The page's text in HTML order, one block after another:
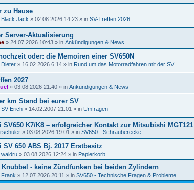
zu Hause
Black Jack » 02.08.2026 14:23 » in SV-Treffen 2026
Server-Aktualisierung
» 24.07.2026 10:43 » in Ankündigungen & News
oder: die Memoiren einer SV650N
Dieter » 16.02.2026 6:14 » in Rund um das Motorradfahren mit der SV
2027
» 03.08.2026 21:40 » in Ankündigungen & News
km Stand bei eurer SV
SV Erich » 14.02.2007 21:01 » in Umfragen
SV650 K7/K8 – erfolgreicher Kontakt zur Mitsubishi MGT121
» 03.08.2026 19:01 » in SV650 - Schrauberecke
SV 650 ABS Bj. 2017 Erstbesitz
waldru » 03.08.2026 12:24 » in Papierkorb
Knubbel - keine Zündfunken bei beiden Zylindern
Frank » 12.07.2026 20:11 » in SV650 - Technische Fragen & Probleme